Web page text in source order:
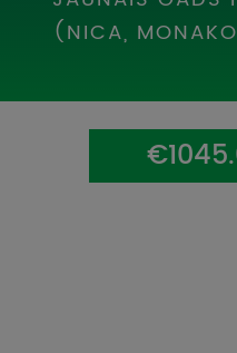
UZŅEMOŠAIS TŪRISMS
PIRMSLĪGUMA
CEĻOJUMU
(NICA,